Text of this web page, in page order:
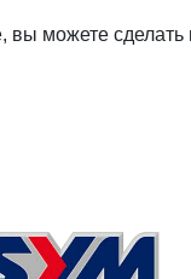
можете сделать